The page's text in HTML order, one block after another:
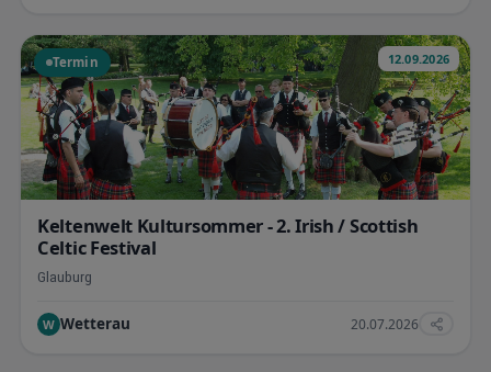
Termin 12.09.2026
Keltenwelt Kultursommer - 2. Irish / Scottish
Celtic Festival
Glauburg
W Wetterau 20.07.2026